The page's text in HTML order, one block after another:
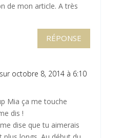
de mon article. A très
RÉPONSE
sur octobre 8, 2014 à 6:10
Mia ça me touche
dis !
dise que tu aimerais